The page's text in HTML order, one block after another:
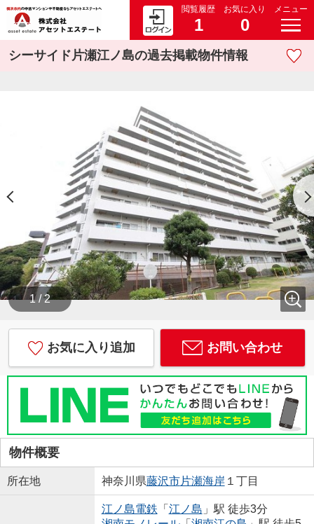
閲覧履歴
1
お気に入り
0
メニュー
シーサイド片瀬江ノ島の過去掲載物件情報
1 / 2
お気に入り追加 お問い合わせ
物件概要
所在地 神奈川県藤沢市片瀬海岸 １丁目
江ノ島電鉄 「 江ノ島 」駅 徒歩3分